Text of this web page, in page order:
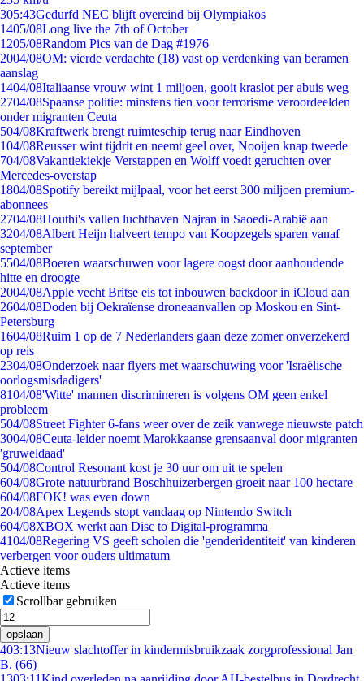
305:43Gedurfd NEC blijft overeind bij Olympiakos
1405/08Long live the 7th of October
1205/08Random Pics van de Dag #1976
2004/08OM: vierde verdachte (18) vast op verdenking van beramen
aanslag
1404/08Italiaanse vrouw wint 1 miljoen, gooit kraslot per abuis weg
2704/08Spaanse politie: minstens tien voor terrorisme veroordeelden
onder migranten Ceuta
504/08Kraftwerk brengt ruimteschip terug naar Eindhoven
104/08Reusser wint tijdrit en neemt geel over, Nooijen knap tweede
704/08Vakantiekiekje Verstappen en Wolff voedt geruchten over
Mercedes-overstap
1804/08Spotify bereikt mijlpaal, voor het eerst 300 miljoen premium-
abonnees
2704/08Houthi's vallen luchthaven Najran in Saoedi-Arabië aan
3204/08Albert Heijn halveert tempo van Koopzegels sparen vanaf
september
5504/08Boeren waarschuwen voor lagere oogst door aanhoudende
hitte en droogte
2004/08Apple vecht Britse eis tot inbouwen backdoor in iCloud aan
2604/08Doden bij Oekraïense droneaanvallen op Moskou en Sint-
Petersburg
1604/08Ruim 1 op de 7 Nederlanders gaan deze zomer onverzekerd
op reis
2304/08Onderzoek naar flyers met waarschuwing voor 'Israëlische
oorlogsmisdadigers'
8104/08'Witte' mannen discrimineren is volgens OM geen enkel
probleem
504/08Street Fighter 6-fans weer over de zeik vanwege nieuwste patch
3004/08Ceuta-leider noemt Marokkaanse grensaanval door migranten
'gruweldaad'
504/08Control Resonant kost je 30 uur om uit te spelen
604/08Grote natuurbrand Boschhuizerbergen groeit naar 100 hectare
604/08FOK! was even down
204/08Apex Legends stopt vandaag op Nintendo Switch
604/08XBOX werkt aan Disc to Digital-programma
4104/08Regering VS geeft scholen die 'genderidentiteit' van kinderen
verbergen voor ouders ultimatum
Actieve items
Actieve items
Scrollbar gebruiken
opslaan
403:13Nieuw slachtoffer in kindermisbruikzaak zorgprofessional Jan
B. (66)